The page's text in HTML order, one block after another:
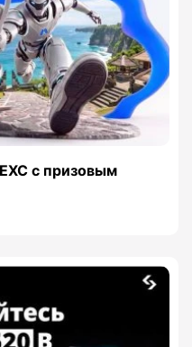
с призовым